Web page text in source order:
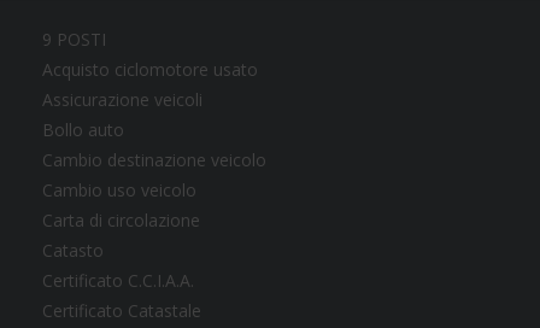
9 POSTI
Acquisto ciclomotore usato
Assicurazione veicoli
Bollo auto
Cambio destinazione veicolo
Cambio uso veicolo
Carta di circolazione
Catasto
Certificato C.C.I.A.A.
Certificato Catastale